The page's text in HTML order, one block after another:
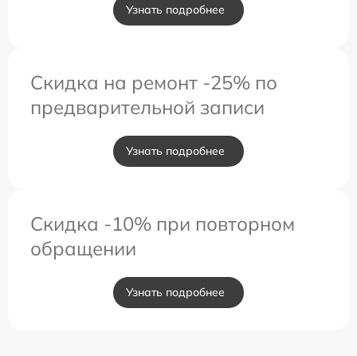
Узнать подробнее
Скидка на ремонт -25% по
предварительной записи
Узнать подробнее
Скидка -10% при повторном
обращении
Узнать подробнее